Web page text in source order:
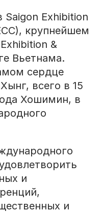
Saigon Exhibition
крупнейшем
&
Вьетнама.
сердце
всего в 15
Хошимин, в
и
и